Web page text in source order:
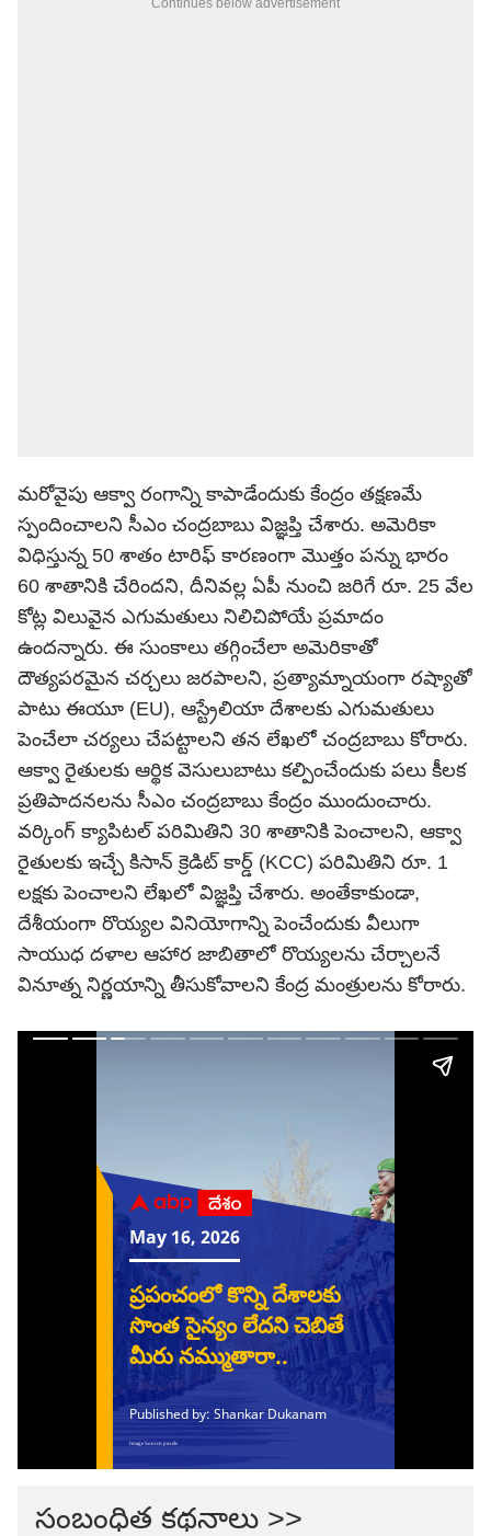
Continues below advertisement
మరోవైపు ఆక్వా రంగాన్ని కాపాడేందుకు కేంద్రం తక్షణమే
స్పందించాలని సీఎం చంద్రబాబు విజ్ఞప్తి చేశారు. అమెరికా
విధిస్తున్న 50 శాతం టారిఫ్ కారణంగా మొత్తం పన్ను భారం
60 శాతానికి చేరిందని, దీనివల్ల ఏపీ నుంచి జరిగే రూ. 25 వేల
కోట్ల విలువైన ఎగుమతులు నిలిచిపోయే ప్రమాదం
ఉందన్నారు. ఈ సుంకాలు తగ్గించేలా అమెరికాతో
దౌత్యపరమైన చర్చలు జరపాలని, ప్రత్యామ్నాయంగా రష్యాతో
పాటు ఈయూ (EU), ఆస్ట్రేలియా దేశాలకు ఎగుమతులు
పెంచేలా చర్యలు చేపట్టాలని తన లేఖలో చంద్రబాబు కోరారు.
ఆక్వా రైతులకు ఆర్థిక వెసులుబాటు కల్పించేందుకు పలు కీలక
ప్రతిపాదనలను సీఎం చంద్రబాబు కేంద్రం ముందుంచారు.
వర్కింగ్ క్యాపిటల్ పరిమితిని 30 శాతానికి పెంచాలని, ఆక్వా
రైతులకు ఇచ్చే కిసాన్ క్రెడిట్ కార్డ్ (KCC) పరిమితిని రూ. 1
లక్షకు పెంచాలని లేఖలో విజ్ఞప్తి చేశారు. అంతేకాకుండా,
దేశీయంగా రొయ్యల వినియోగాన్ని పెంచేందుకు వీలుగా
సాయుధ దళాల ఆహార జాబితాలో రొయ్యలను చేర్చాలనే
వినూత్న నిర్ణయాన్ని తీసుకోవాలని కేంద్ర మంత్రులను కోరారు.
సంబంధిత కథనాలు >>